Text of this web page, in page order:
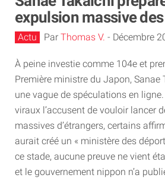
expulsion massive
Actu Par Thomas V. - Décembre
À peine investie comme 104e et
Première ministre du Japon, Sanae
une vague de spéculations en
viraux l’accusent de vouloir lancer
massives d’étrangers, certains
aurait créé un « ministère des
ce stade, aucune preuve ne vient
et le gouvernement nippon n’a